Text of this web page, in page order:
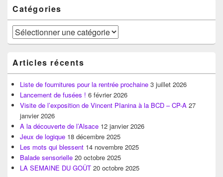
principale
de
widget
pour
la
latérale
Catégories
Catégories
Articles récents
Liste de fournitures pour la rentrée prochaine 3 juillet 2026
Lancement de fusées ! 6 février 2026
Visite de l’exposition de Vincent PIanina à la BCD – CP-A 27
janvier 2026
A la découverte de l’Alsace 12 janvier 2026
Jeux de logique 18 décembre 2025
Les mots qui blessent 14 novembre 2025
Balade sensorielle 20 octobre 2025
LA SEMAINE DU GOÛT 20 octobre 2025